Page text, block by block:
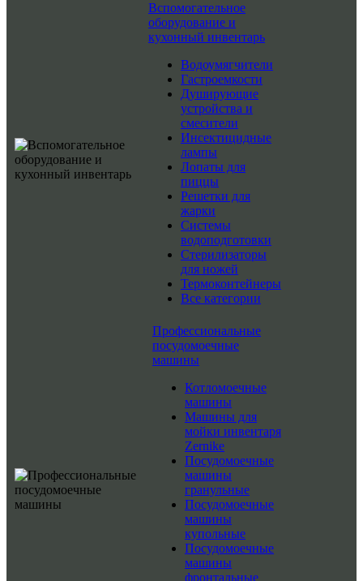
Вспомогательное
оборудование и
кухонный инвентарь
Водоумягчители
Гастроемкости
Душирующие
устройства и
смесители
Инсектицидные
лампы
Лопаты для
пиццы
Решетки для
жарки
Системы
водоподготовки
Стерилизаторы
для ножей
Термоконтейнеры
Все категории
Профессиональные
посудомоечные
машины
Котломоечные
машины
Машины для
мойки инвентаря
Zernike
Посудомоечные
машины
гранульные
Посудомоечные
машины
купольные
Посудомоечные
машины
фронтальные